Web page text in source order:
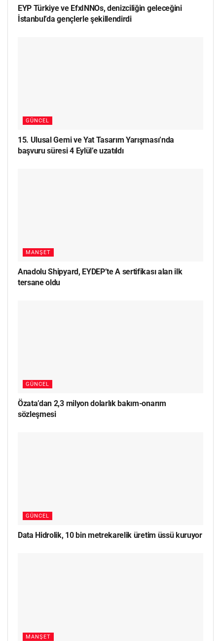
EYP Türkiye ve EfxINNOs, denizciliğin geleceğini
İstanbul’da gençlerle şekillendirdi
GÜNCEL
15. Ulusal Gemi ve Yat Tasarım Yarışması’nda
başvuru süresi 4 Eylül’e uzatıldı
MANŞET
Anadolu Shipyard, EYDEP’te A sertifikası alan ilk
tersane oldu
GÜNCEL
Özata’dan 2,3 milyon dolarlık bakım-onarım
sözleşmesi
GÜNCEL
Data Hidrolik, 10 bin metrekarelik üretim üssü kuruyor
MANŞET